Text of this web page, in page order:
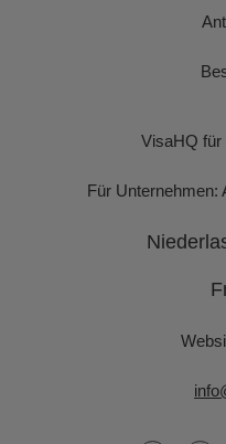
VisaHQ für
Für Unternehmen: